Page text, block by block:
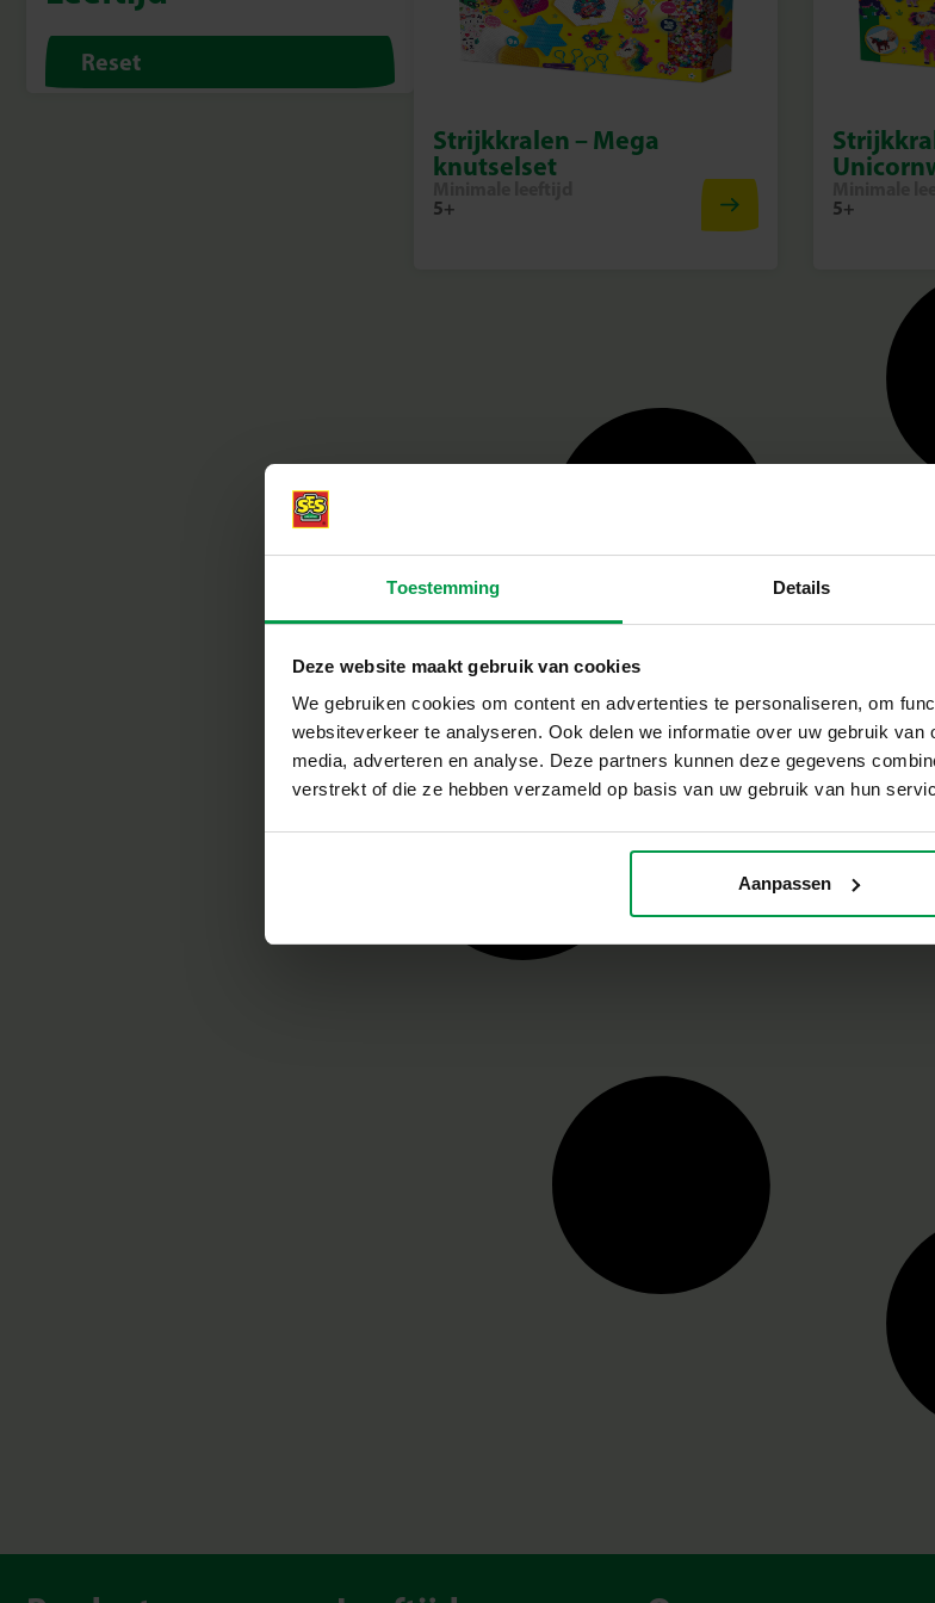
Toestemming Details
Deze website maakt gebruik van cookies
We gebruiken cookies om content en advertenties te personaliseren, om
websiteverkeer te analyseren. Ook delen we informatie over uw gebruik
media, adverteren en analyse. Deze partners kunnen deze gegevens
verstrekt of die ze hebben verzameld op basis van uw gebruik van hun
Aanpassen
Reset
Strijkkralen – Mega
knutselset
5+
5+